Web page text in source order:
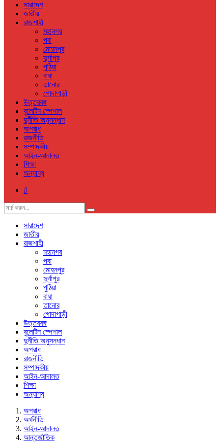
সারাদেশ
জাতীয়
রাজশাহী
মহানগর
পবা
মোহনপুর
দুর্গাপুর
পুঠিয়া
বাঘা
তানোর
গোদাগাড়ী
উত্তরবঙ্গ
বুলেটিন স্পেশাল
দুর্নীতি অনুসন্ধান
অপরাধ
রাজনীতি
সম্পাদকীয়
আইন-আদালত
শিক্ষা
অন্যান্য
#
সারাদেশ
জাতীয়
রাজশাহী
মহানগর
পবা
মোহনপুর
দুর্গাপুর
পুঠিয়া
বাঘা
তানোর
গোদাগাড়ী
উত্তরবঙ্গ
বুলেটিন স্পেশাল
দুর্নীতি অনুসন্ধান
অপরাধ
রাজনীতি
সম্পাদকীয়
আইন-আদালত
শিক্ষা
অন্যান্য
অপরাধ
অর্থনীতি
আইন-আদালত
আন্তর্জাতিক